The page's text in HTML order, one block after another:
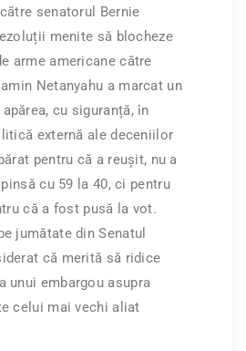
senatorul Bernie
menite să blocheze
arme americane către
Netanyahu a marcat un
cu siguranță, în
externă ale deceniilor
pentru că a reușit, nu a
cu 59 la 40, ci pentru
că a fost pusă la vot.
jumătate din Senatul
că merită să ridice
unui embargou asupra
celui mai vechi aliat